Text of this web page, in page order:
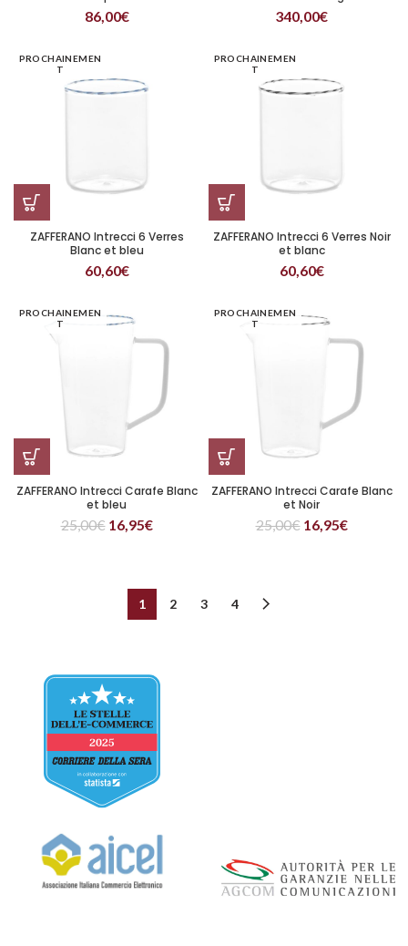
86,00€ 340,00€
PROCHAINEMEN
T
ZAFFERANO Intrecci 6 Verres
Blanc et bleu
60,60€
PROCHAINEMEN
T
ZAFFERANO Intrecci 6 Verres Noir
et blanc
60,60€
PROCHAINEMEN
T
ZAFFERANO Intrecci Carafe Blanc
et bleu
25,00€ 16,95€
PROCHAINEMEN
T
ZAFFERANO Intrecci Carafe Blanc
et Noir
25,00€ 16,95€
1 2 3 4